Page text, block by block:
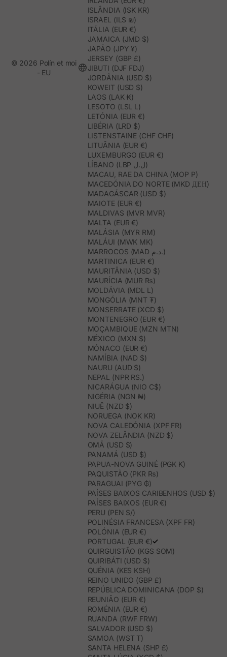
ISLÂNDIA (ISK KR)
ISRAEL (ILS ₪)
ITÁLIA (EUR €)
JAMAICA (JMD $)
JAPÃO (JPY ¥)
JERSEY (GBP £)
JIBUTI (DJF FDJ)
JORDÂNIA (USD $)
KOWEIT (USD $)
LAOS (LAK ₭)
LESOTO (LSL L)
LETÓNIA (EUR €)
LIBÉRIA (LRD $)
LISTENSTAINE (CHF CHF)
LITUÂNIA (EUR €)
LUXEMBURGO (EUR €)
LÍBANO (LBP ل.ل)
MACAU, RAE DA CHINA (MOP P)
MACEDÓNIA DO NORTE (MKD ДЕН)
MADAGÁSCAR (USD $)
MAIOTE (EUR €)
MALDIVAS (MVR MVR)
MALTA (EUR €)
MALÁSIA (MYR RM)
MALÁUI (MWK MK)
MARROCOS (MAD د.م.)
MARTINICA (EUR €)
MAURITÂNIA (USD $)
MAURÍCIA (MUR ₨)
MOLDÁVIA (MDL L)
MONGÓLIA (MNT ₮)
MONSERRATE (XCD $)
MONTENEGRO (EUR €)
MOÇAMBIQUE (MZN MTN)
MÉXICO (MXN $)
MÓNACO (EUR €)
NAMÍBIA (NAD $)
NAURU (AUD $)
NEPAL (NPR RS.)
NICARÁGUA (NIO C$)
NIGÉRIA (NGN ₦)
NIUÊ (NZD $)
NORUEGA (NOK KR)
NOVA CALEDÓNIA (XPF FR)
NOVA ZELÂNDIA (NZD $)
OMÃ (USD $)
PANAMÁ (USD $)
PAPUA-NOVA GUINÉ (PGK K)
PAQUISTÃO (PKR ₨)
PARAGUAI (PYG ₲)
PAÍSES BAIXOS CARIBENHOS (USD $)
PAÍSES BAIXOS (EUR €)
PERU (PEN S/)
POLINÉSIA FRANCESA (XPF FR)
POLÓNIA (EUR €)
PORTUGAL (EUR €)
QUIRGUISTÃO (KGS SOM)
QUIRIBÁTI (USD $)
QUÉNIA (KES KSH)
REINO UNIDO (GBP £)
REPÚBLICA DOMINICANA (DOP $)
REUNIÃO (EUR €)
ROMÉNIA (EUR €)
RUANDA (RWF FRW)
SALVADOR (USD $)
SAMOA (WST T)
SANTA HELENA (SHP £)
© 2026 Polín et moi
- EU